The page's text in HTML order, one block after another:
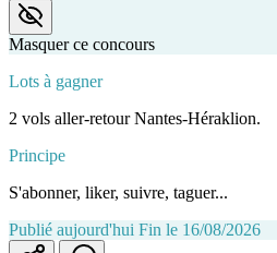
Masquer ce concours
Lots à gagner
2 vols aller-retour Nantes-Héraklion.
Principe
S'abonner, liker, suivre, taguer...
Publié aujourd'hui Fin le 16/08/2026